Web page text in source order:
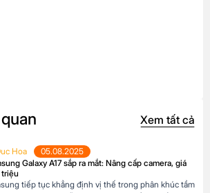
Xem tất cả
Hoa
05.08.2025
Galaxy A17 sắp ra mắt: Nâng cấp camera, giá
tiếp tục khẳng định vị thế trong phân khúc tầm